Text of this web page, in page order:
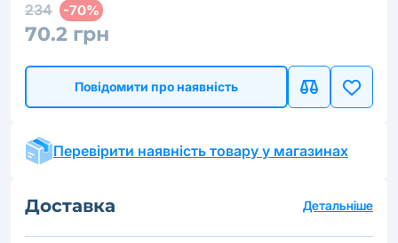
234 -70%
70.2 грн
Повідомити про наявність
Перевірити наявність товару у магазинах
Доставка Детальніше